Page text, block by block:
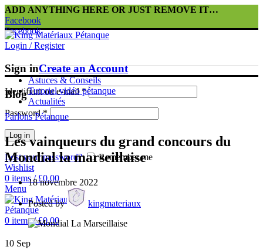
ADD ANYTHING HERE OR JUST REMOVE IT…
Facebook
Facebook
Login / Register
Sign inCreate an Account
Identifiant ou e-mail *
Password*
Log in
Lost your password?
Remember me
Wishlist
0 items / £0.00
Menu
0 items / £0.00
Astuces & Conseils
Tutoriel vidéo pétanque
Actualités
Blog
Parlons Pétanque
Les vainqueurs du grand concours du
Mondial la marseillaise
18 novembre 2022
Posted by kingmateriaux
10 Sep